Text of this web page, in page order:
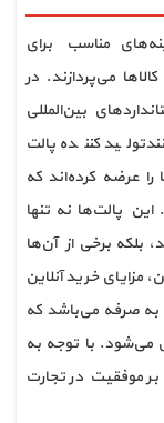
مناسب برای
می‌پردازند. در
بین‌المللی
کننده پالت
را عرضه کرده‌اند که
این پالت‌ها نه تنها
بلکه برخی از آن‌ها
مزایای خرید آنلاین
صرفه می‌باشد که
می‌شود. با توجه به
موفقیت در تجارت